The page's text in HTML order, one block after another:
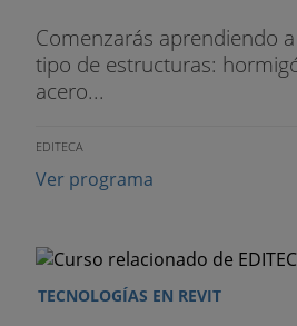
Comenzarás aprendiendo
tipo de estructuras:
acero...
EDITECA
Ver programa
TECNOLOGÍAS EN REVIT